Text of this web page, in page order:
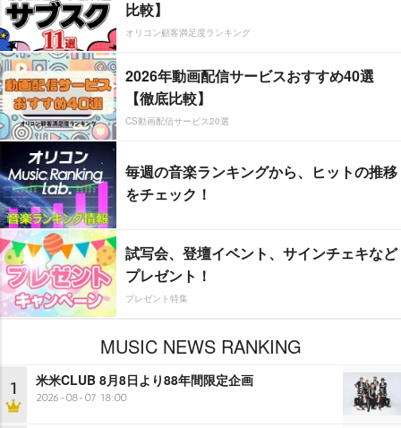
比較】
オリコン顧客満足度ランキング
2026年動画配信サービスおすすめ40選
【徹底比較】
CS動画配信サービス20選
毎週の音楽ランキングから、ヒットの推移
をチェック！
試写会、登壇イベント、サインチェキなど
プレゼント！
プレゼント特集
MUSIC NEWS RANKING
1 米米CLUB 8月8日より88年間限定企画
2026-08-07 18:00